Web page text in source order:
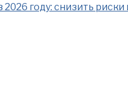
году: снизить